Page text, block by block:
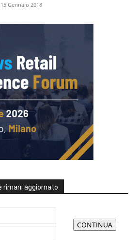
15 Gennaio 2018
rimani aggiornato